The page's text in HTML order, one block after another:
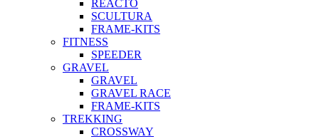
REACTO
SCULTURA
FRAME-KITS
FITNESS
SPEEDER
GRAVEL
GRAVEL
GRAVEL RACE
FRAME-KITS
TREKKING
CROSSWAY